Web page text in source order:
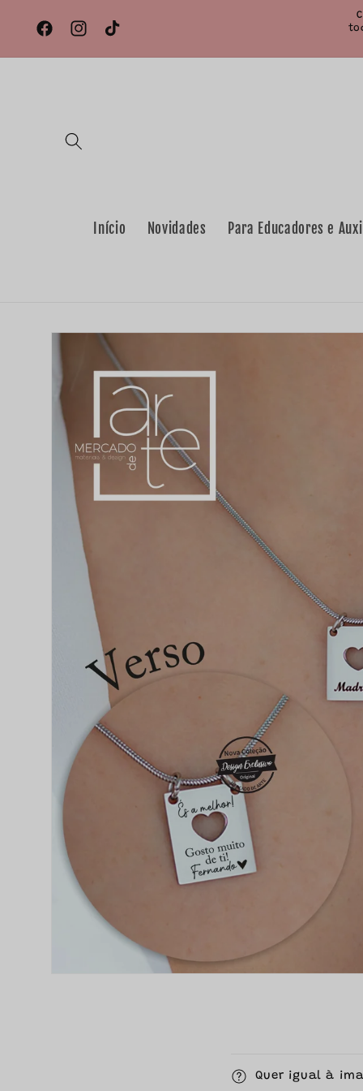
para o
conteúdo
FacebookInstagramTikTok
Início Novidades Para Educadores e
Saltar para
informação
do produto
C
Quer igual à